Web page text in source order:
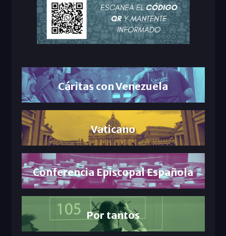
Cáritas con Venezuela
Vaticano
Conferencia Episcopal Española
Por tantos